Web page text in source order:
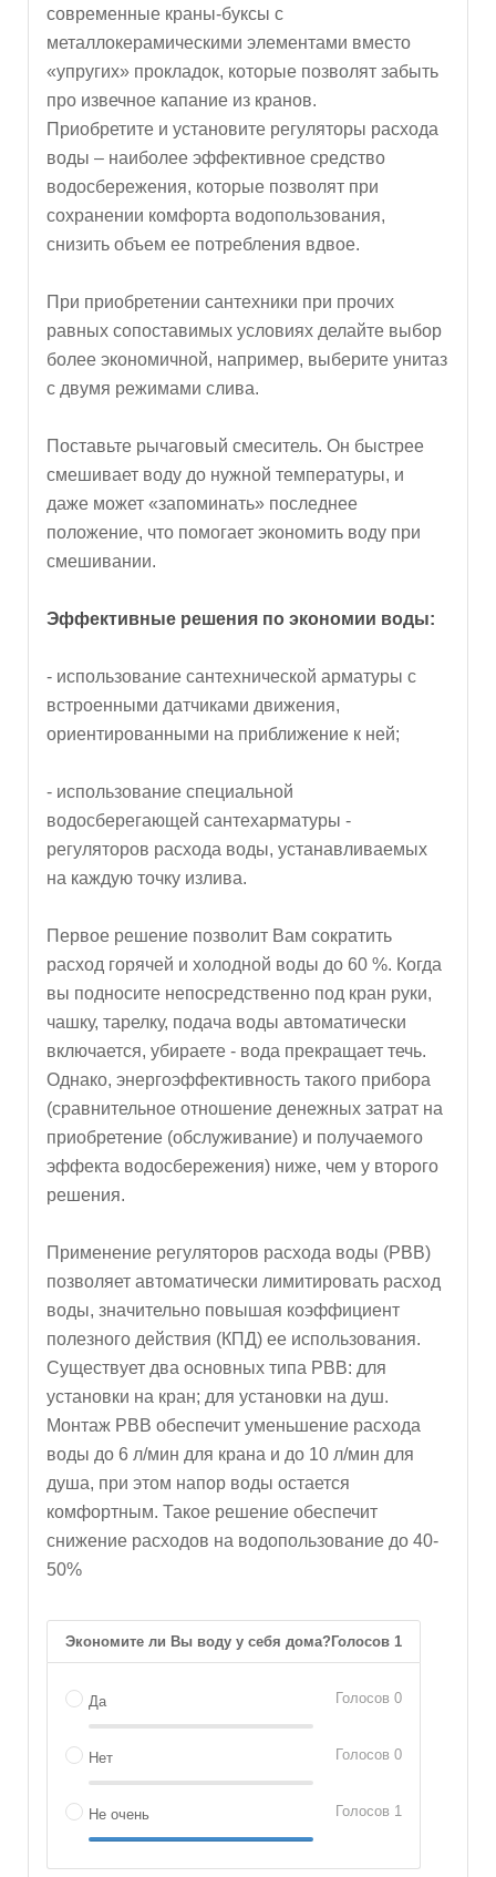
современные краны-буксы с
металлокерамическими элементами вместо
«упругих» прокладок, которые позволят забыть
про извечное капание из кранов.
Приобретите и установите регуляторы расхода
воды – наиболее эффективное средство
водосбережения, которые позволят при
сохранении комфорта водопользования,
снизить объем ее потребления вдвое.
При приобретении сантехники при прочих
равных сопоставимых условиях делайте выбор
более экономичной, например, выберите унитаз
с двумя режимами слива.
Поставьте рычаговый смеситель. Он быстрее
смешивает воду до нужной температуры, и
даже может «запоминать» последнее
положение, что помогает экономить воду при
смешивании.
Эффективные решения по экономии воды:
- использование сантехнической арматуры с
встроенными датчиками движения,
ориентированными на приближение к ней;
- использование специальной
водосберегающей сантехарматуры -
регуляторов расхода воды, устанавливаемых
на каждую точку излива.
Первое решение позволит Вам сократить
расход горячей и холодной воды до 60 %. Когда
вы подносите непосредственно под кран руки,
чашку, тарелку, подача воды автоматически
включается, убираете - вода прекращает течь.
Однако, энергоэффективность такого прибора
(сравнительное отношение денежных затрат на
приобретение (обслуживание) и получаемого
эффекта водосбережения) ниже, чем у второго
решения.
Применение регуляторов расхода воды (РВВ)
позволяет автоматически лимитировать расход
воды, значительно повышая коэффициент
полезного действия (КПД) ее использования.
Существует два основных типа РВВ: для
установки на кран; для установки на душ.
Монтаж РВВ обеспечит уменьшение расхода
воды до 6 л/мин для крана и до 10 л/мин для
душа, при этом напор воды остается
комфортным. Такое решение обеспечит
снижение расходов на водопользование до 40-
50%
Экономите ли Вы воду у себя дома?Голосов 1
Да Голосов 0
Нет Голосов 0
Не очень Голосов 1